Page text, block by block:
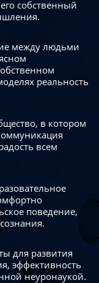
собственный
между людьми
реальность
в котором
всем
поведение,
для развития
эффективность
неуронаукой.